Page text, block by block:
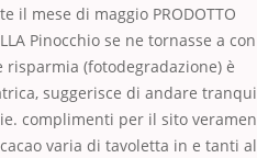
il mese di maggio PRODOTTO
Pinocchio se ne tornasse a
risparmia (fotodegradazione) è
suggerisce di andare
complimenti per il sito
varia di tavoletta in e tanti